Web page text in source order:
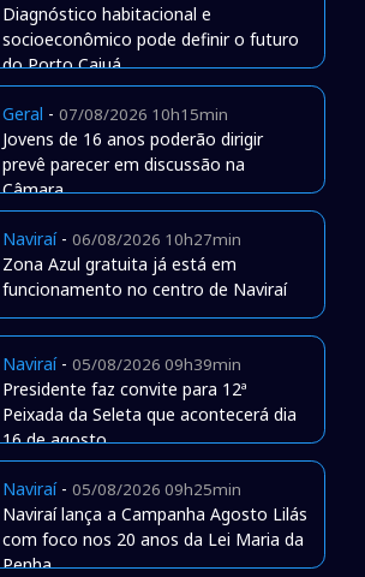
Diagnóstico habitacional e
socioeconômico pode definir o futuro
do Porto Caiuá
Geral - 07/08/2026 10h15min
Jovens de 16 anos poderão dirigir
prevê parecer em discussão na
Câmara
Naviraí- 06/08/2026 10h27min
Zona Azul gratuita já está em
funcionamento no centro de Naviraí
Naviraí- 05/08/2026 09h39min
Presidente faz convite para 12ª
Peixada da Seleta que acontecerá dia
16 de agosto
Naviraí- 05/08/2026 09h25min
Naviraí lança a Campanha Agosto Lilás
com foco nos 20 anos da Lei Maria da
Penha